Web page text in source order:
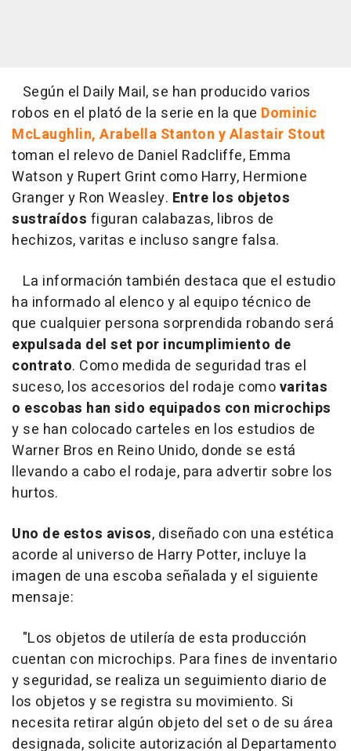
Según el Daily Mail, se han producido varios
robos en el plató de la serie en la que Dominic
McLaughlin, Arabella Stanton y Alastair Stout
toman el relevo de Daniel Radcliffe, Emma
Watson y Rupert Grint como Harry, Hermione
Granger y Ron Weasley. Entre los objetos
sustraídos figuran calabazas, libros de
hechizos, varitas e incluso sangre falsa.
La información también destaca que el estudio
ha informado al elenco y al equipo técnico de
que cualquier persona sorprendida robando será
expulsada del set por incumplimiento de
contrato. Como medida de seguridad tras el
suceso, los accesorios del rodaje comovaritas
o escobas han sido equipados con microchips
y se han colocado carteles en los estudios de
Warner Bros en Reino Unido, donde se está
llevando a cabo el rodaje, para advertir sobre los
hurtos.
Uno de estos avisos, diseñado con una estética
acorde al universo de Harry Potter, incluye la
imagen de una escoba señalada y el siguiente
mensaje:
"Los objetos de utilería de esta producción
cuentan con microchips. Para fines de inventario
y seguridad, se realiza un seguimiento diario de
los objetos y se registra su movimiento. Si
necesita retirar algún objeto del set o de su área
designada, solicite autorización al Departamento